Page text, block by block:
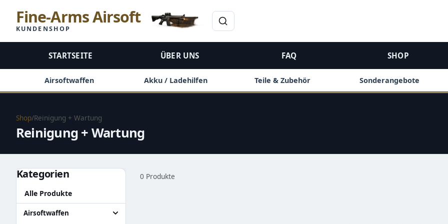
Fine-Arms Airsoft
KUNDENSHOP
STARTSEITE ÜBER UNS FAQ SHOP
Airsoftwaffen Akku / Ladehilfen Teile & Zubehör Sonderangebote
Shop/Reinigung + Wartung
Reinigung + Wartung
Kategorien
Alle Produkte
Airsoftwaffen
0 Produkte